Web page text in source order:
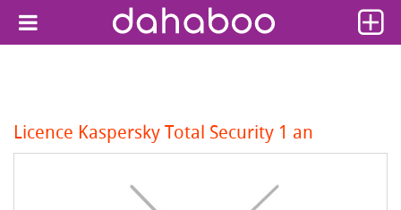
Licence Kaspersky Total Security 1 an